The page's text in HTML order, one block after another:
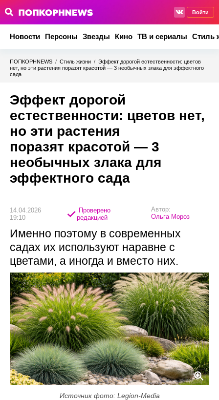
Войти
Новости Персоны Звезды Кино ТВ и сериалы Стиль
ПОПКОРНNEWS / Стиль жизни / Эффект дорогой естественности: цветов
нет, но эти растения поразят красотой — 3 необычных злака для эффектного
сада
Эффект дорогой
естественности: цветов нет,
но эти растения
поразят красотой — 3
необычных злака для
эффектного сада
14.04.2026
19:10
Проверено
редакцией
Автор:
Ольга Мороз
Именно поэтому в современных
садах их используют наравне с
цветами, а иногда и вместо них.
Источник фото: Legion-Media